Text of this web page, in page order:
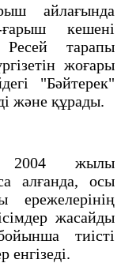
айлағында
кешені
тарапы
жоғары
"Бәйтерек"
және құрады.
2004 жылы
алғанда, осы
ережелерінің
жасайды
тиісті
енгізеді.